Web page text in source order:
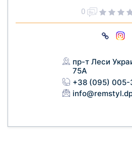
0
пр-т Леси
75А
+38 (095)